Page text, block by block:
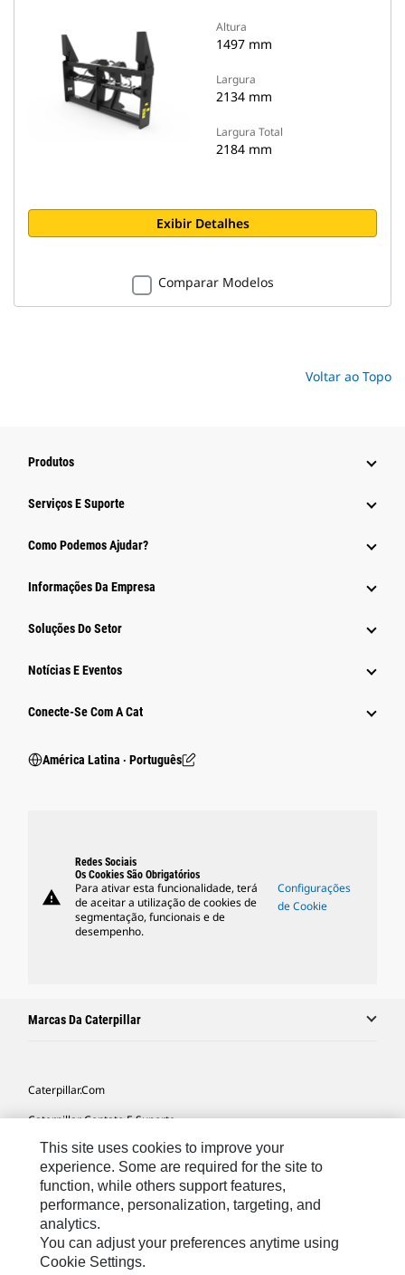
Altura
1497 mm
Largura
2134 mm
Largura Total
2184 mm
Exibir Detalhes
Comparar Modelos
Voltar ao Topo
Produtos
Serviços E Suporte
Como Podemos Ajudar?
Informações Da Empresa
Soluções Do Setor
Notícias E Eventos
Conecte-Se Com A Cat
América Latina ‧ Português
warning
Redes Sociais
Os Cookies São Obrigatórios
Para ativar esta funcionalidade, terá
de aceitar a utilização de cookies de
segmentação, funcionais e de
desempenho.
Configurações
de Cookie
Marcas Da Caterpillar
Caterpillar.com
Caterpillar Contato E Suporte
Minhas Preferências De Marketing
Mapa Do Local
Cookie Settings
Legal
Privacidade
This site uses cookies to improve your
experience. Some are required for the site to
function, while others support features,
performance, personalization, targeting, and
analytics.
You can adjust your preferences anytime using
Cookie Settings.